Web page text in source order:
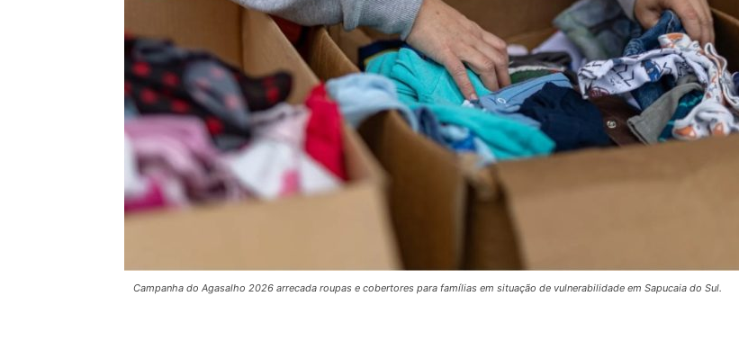
Campanha do Agasalho 2026 arrecada roupas e cobertores para famílias em situação de vulnerabilidade em Sapucaia do Sul.